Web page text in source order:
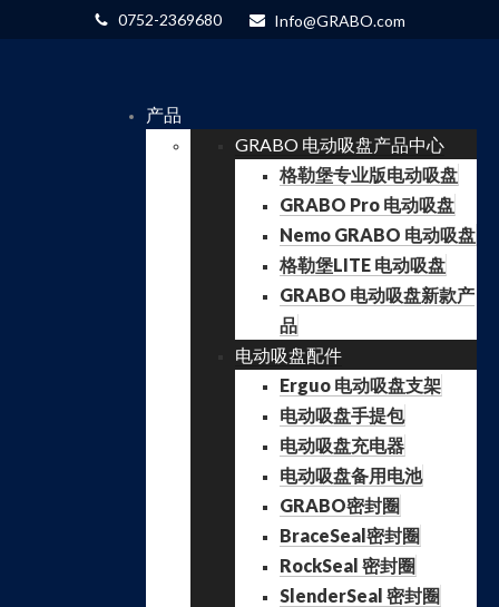
0752-2369680 Info@GRABO.com
产品
GRABO 电动吸盘产品中心
格勒堡专业版电动吸盘
GRABO Pro 电动吸盘
Nemo GRABO 电动吸盘
格勒堡LITE 电动吸盘
GRABO 电动吸盘新款产
品
电动吸盘配件
Erguo 电动吸盘支架
电动吸盘手提包
电动吸盘充电器
电动吸盘备用电池
GRABO密封圈
BraceSeal密封圈
RockSeal 密封圈
SlenderSeal 密封圈